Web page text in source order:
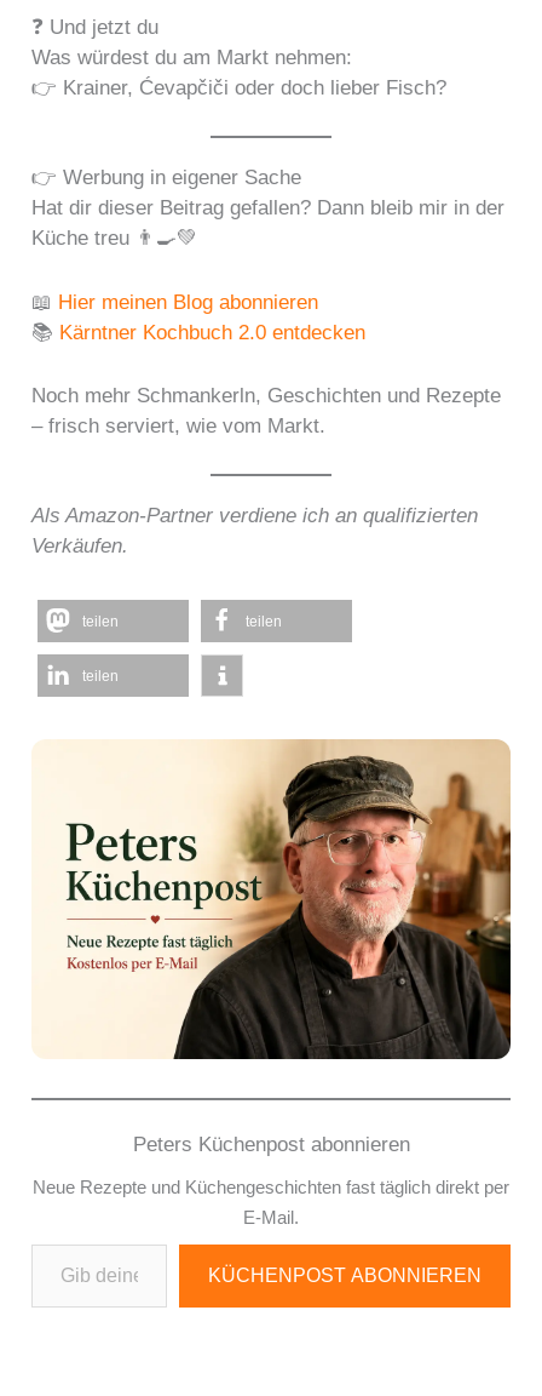
❓ Und jetzt du
Was würdest du am Markt nehmen:
👉 Krainer, Ćevapčiči oder doch lieber Fisch?
👉 Werbung in eigener Sache
Hat dir dieser Beitrag gefallen? Dann bleib mir in der
Küche treu 👨‍🍳💚
📖 Hier meinen Blog abonnieren
📚 Kärntner Kochbuch 2.0 entdecken
Noch mehr Schmankerln, Geschichten und Rezepte
– frisch serviert, wie vom Markt.
Als Amazon-Partner verdiene ich an qualifizierten
Verkäufen.
teilen teilen
teilen
Peters Küchenpost abonnieren
Neue Rezepte und Küchengeschichten fast täglich direkt per
E-Mail.
Gib deine E-Mail-Adresse ein ...
KÜCHENPOST ABONNIEREN